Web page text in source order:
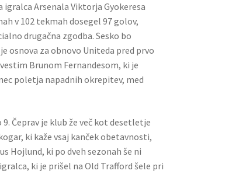
Arsenala Viktorja Gyokeresa
v 102 tekmah dosegel 97 golov,
drugačna zgodba. Sesko bo
osnova za obnovo Uniteda pred prvo
Brunom Fernandesom, ki je
poletja napadnih okrepitev, med
Čeprav je klub že več kot desetletje
ki kaže vsaj kanček obetavnosti,
Hojlund, ki po dveh sezonah še ni
ki je prišel na Old Trafford šele pri